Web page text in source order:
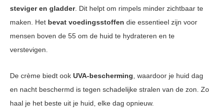
steviger en gladder. Dit helpt om rimpels minder zichtbaar te
maken. Het bevat voedingsstoffen die essentieel zijn voor
mensen boven de 55 om de huid te hydrateren en te
verstevigen.
De crème biedt ook UVA-bescherming , waardoor je huid dag
en nacht beschermd is tegen schadelijke stralen van de zon. Zo
haal je het beste uit je huid, elke dag opnieuw.